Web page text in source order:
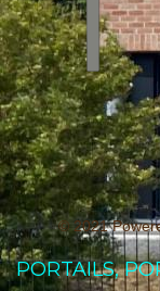
© 2021
PORTAILS,